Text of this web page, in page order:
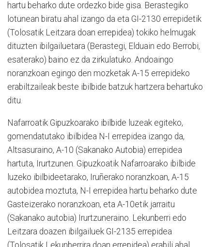
hartu beharko dute ordezko bide gisa. Berastegiko
lotunean biratu ahal izango da eta GI-2130 errepidetik
(Tolosatik Leitzara doan errepidea) tokiko helmugak
dituzten ibilgailuetara (Berastegi, Elduain edo Berrobi,
esaterako) baino ez da zirkulatuko. Andoaingo
noranzkoan egingo den mozketak A-15 errepideko
erabiltzaileak beste ibilbide batzuk hartzera behartuko
ditu.
Nafarroatik Gipuzkoarako ibilbide luzeak egiteko,
gomendatutako ibilbidea N-I errepidea izango da,
Altsasuraino, A-10 (Sakanako Autobia) errepidea
hartuta, Irurtzunen. Gipuzkoatik Nafarroarako ibilbide
luzeko ibilbideetarako, Iruñerako noranzkoan, A-15
autobidea moztuta, N-I errepidea hartu beharko dute
Gasteizerako noranzkoan, eta A-10etik jarraitu
(Sakanako autobia) Irurtzuneraino. Lekunberri edo
Leitzara doazen ibilgailuek GI-2135 errepidea
(Tolosatik Lekunberrira doan errepidea) erabili ahal